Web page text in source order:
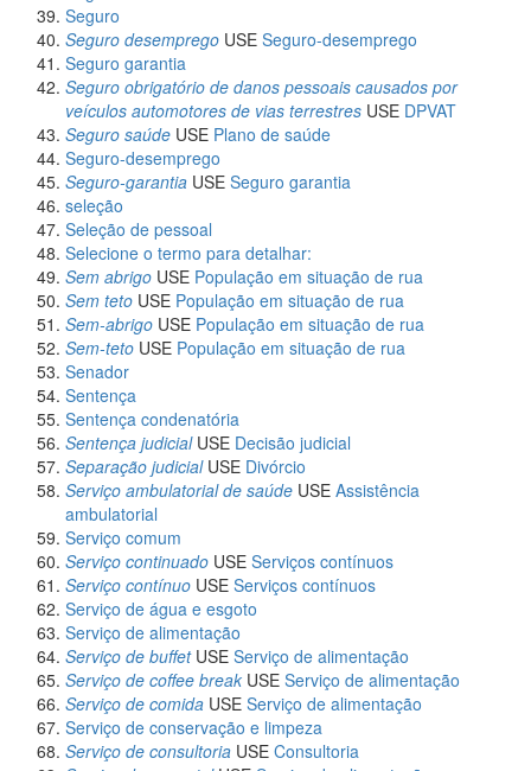
Seguro
Seguro desemprego USE Seguro-desemprego
Seguro garantia
Seguro obrigatório de danos pessoais causados por
veículos automotores de vias terrestres USE DPVAT
Seguro saúde USE Plano de saúde
Seguro-desemprego
Seguro-garantia USE Seguro garantia
seleção
Seleção de pessoal
Selecione o termo para detalhar:
Sem abrigo USE População em situação de rua
Sem teto USE População em situação de rua
Sem-abrigo USE População em situação de rua
Sem-teto USE População em situação de rua
Senador
Sentença
Sentença condenatória
Sentença judicialUSE Decisão judicial
Separação judicialUSE Divórcio
Serviço ambulatorial de saúde USE Assistência
ambulatorial
Serviço comum
Serviço continuado USE Serviços contínuos
Serviço contínuo USE Serviços contínuos
Serviço de água e esgoto
Serviço de alimentação
Serviço de buffetUSE Serviço de alimentação
Serviço de coffee break USE Serviço de alimentação
Serviço de comida USE Serviço de alimentação
Serviço de conservação e limpeza
Serviço de consultoria USE Consultoria